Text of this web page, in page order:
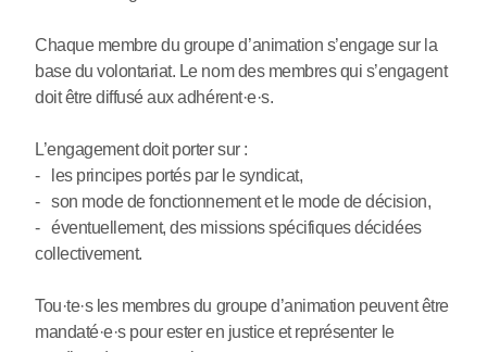
Chaque membre du groupe d’animation s’engage sur la
base du volontariat. Le nom des membres qui s’engagent
doit être diffusé aux adhérent·e·s.
L’engagement doit porter sur :
- les principes portés par le syndicat,
- son mode de fonctionnement et le mode de décision,
- éventuellement, des missions spécifiques décidées
collectivement.
Tou·te·s les membres du groupe d’animation peuvent être
mandaté·e·s pour ester en justice et représenter le